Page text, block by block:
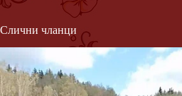
Слични чланци